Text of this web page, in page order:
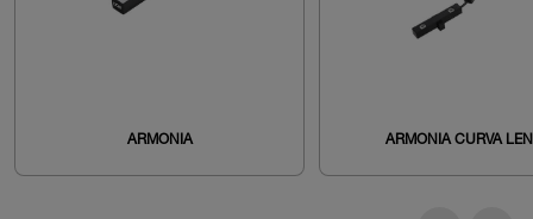
ARMONIA ARMONIA CURVA